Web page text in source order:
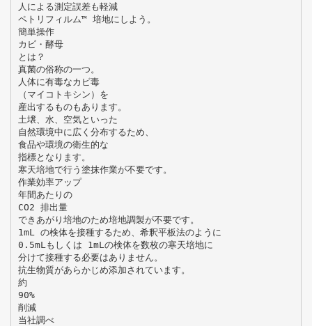
人による測定誤差も軽減
ペトリフィルム™ 培地にしよう。
簡単操作
カビ・酵母
とは？
真菌の俗称の一つ。
人体に有毒なカビ毒
（マイコトキシン）を
産出するものもあります。
土壌、水、空気といった
自然環境中に広く分布するため、
食品や環境の衛生的な
指標となります。
寒天培地で行う塗抹作業が不要です。
作業効率アップ
年間あたりの
CO2 排出量
できあがり培地のため培地調製が不要です。
1mL の検体を接種するため、希釈平板法のように
0.5mLもしくは 1mLの検体を数枚の寒天培地に
分けて接種する必要はありません。
抗生物質があらかじめ添加されています。
約
90%
削減
当社調べ